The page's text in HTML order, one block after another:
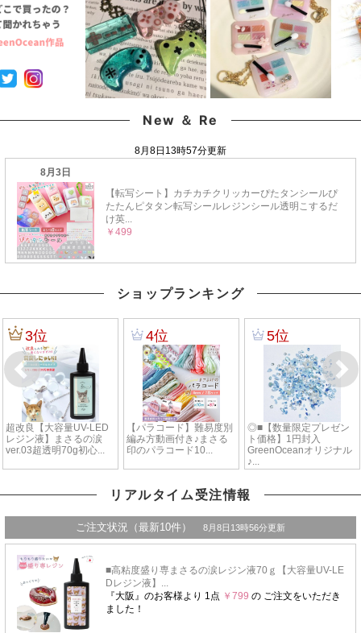
New ＆ Re
ショップランキング
リアルタイム受注情報